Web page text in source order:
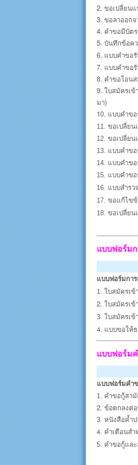
2. ขอเปลี่ยนแ
3. ขอลาออก
4. คำขอมีบัตร
5. บันทึกข้อค
6. แบบคำขอรั
7. แบบคำขอ
8. คำขอโอน
9. ใบสมัครเ
มา)
10. แบบคำข
11. ขอเปลี่ยน
12. ขอเปลี่ยน
13. แบบคำข
14. แบบคำข
15. แบบคำข
16. แบบสำร
17. ขอแก้ไข
18. ขอเปลี่ย
แบบฟอร์ม
แบบฟอร์มกา
1. ใบสมัครเข้
2. ใบสมัครเข้
3. ใบสมัครเข้
4. แบบขอให้
แบบฟอร์ม
แบบฟอร์มคำ
1. คำขอกู้สา
2. ข้อตกลงต่
3. หนังสือค้ำป
4. คำเตือนสำ
5. คำขอกู้แล